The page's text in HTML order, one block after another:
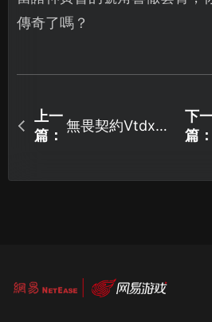
傳奇了嗎？
上一
篇：
無畏契約Vtdx報
下
篇：